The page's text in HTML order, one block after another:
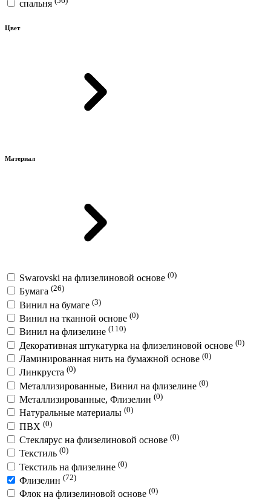
спальня
Цвет
Материал
Swarovski на флизелиновой основе (0)
Бумага (26)
Винил на бумаге (3)
Винил на тканной основе (0)
Винил на флизелине (110)
Декоративная штукатурка на флизелиновой основе (0)
Ламинированная нить на бумажной основе (0)
Линкруста (0)
Металлизированные, Винил на флизелине (0)
Металлизированные, Флизелин (0)
Натуральные материалы (0)
ПВХ (0)
Стеклярус на флизелиновой основе (0)
Текстиль (0)
Текстиль на флизелине (0)
Флизелин (72)
Флок на флизелиновой основе (0)